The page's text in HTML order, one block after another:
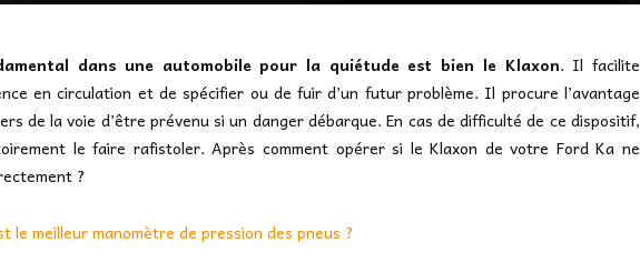
dans une automobile pour la quiétude est bien le Klaxon. Il facilite
en circulation et de spécifier ou de fuir d’un futur problème. Il procure l’avantage
de la voie d’être prévenu si un danger débarque. En cas de difficulté de ce dispositif,
le faire rafistoler. Après comment opérer si le Klaxon de votre Ford Ka ne
?
le meilleur manomètre de pression des pneus ?